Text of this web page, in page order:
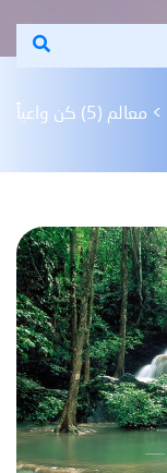
> معالم (5) كن واعياً